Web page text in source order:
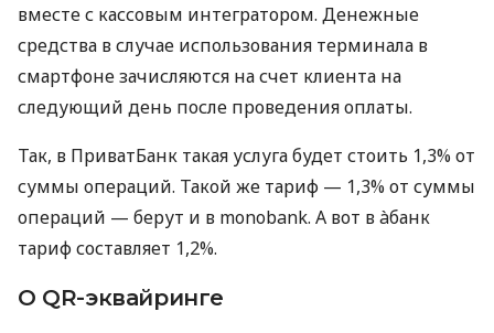
вместе с кассовым интегратором. Денежные
средства в случае использования терминала в
смартфоне зачисляются на счет клиента на
следующий день после проведения оплаты.
Так, в ПриватБанк такая услуга будет стоить 1,3% от
суммы операций. Такой же тариф — 1,3% от суммы
операций — берут и в monobank. А вот в àбанк
тариф составляет 1,2%.
О QR-эквайринге